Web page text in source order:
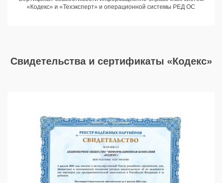
«Кодекс» и «Техэксперт» и операционной системы РЕД ОС
Cвидетельства и сертификаты «Кодекс»